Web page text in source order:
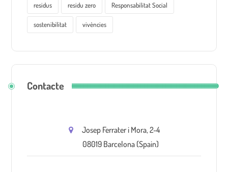
residus residu zero Responsabilitat Social
sostenibilitat vivències
Contacte
Josep Ferrater i Mora, 2-4
08019 Barcelona (Spain)